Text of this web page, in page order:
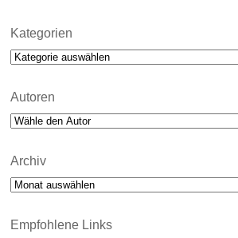
Kategorien
Kategorien
Autoren
Archiv
Archiv
Empfohlene Links